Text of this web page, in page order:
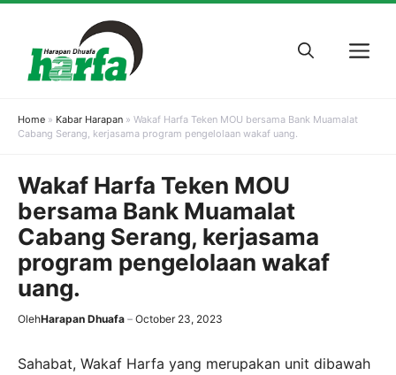
content
Home » Kabar Harapan » Wakaf Harfa Teken MOU bersama Bank Muamalat
Cabang Serang, kerjasama program pengelolaan wakaf uang.
Wakaf Harfa Teken MOU
bersama Bank Muamalat
Cabang Serang, kerjasama
program pengelolaan wakaf
uang.
OlehHarapan Dhuafa October 23, 2023
Sahabat, Wakaf Harfa yang merupakan unit dibawah